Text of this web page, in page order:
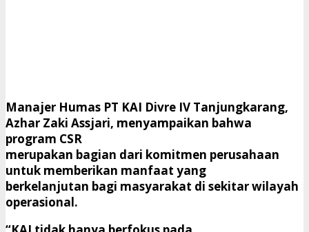
Manajer Humas PT KAI Divre IV Tanjungkarang,
Azhar Zaki Assjari, menyampaikan bahwa
program CSR
merupakan bagian dari komitmen perusahaan
untuk memberikan manfaat yang
berkelanjutan bagi masyarakat di sekitar wilayah
operasional.